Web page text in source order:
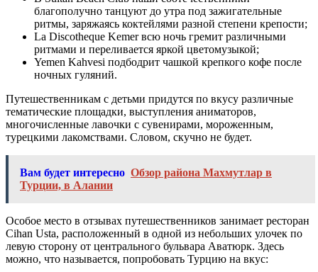
благополучно танцуют до утра под зажигательные
ритмы, заряжаясь коктейлями разной степени крепости;
La Discotheque Kemer всю ночь гремит различными
ритмами и переливается яркой цветомузыкой;
Yemen Kahvesi подбодрит чашкой крепкого кофе после
ночных гуляний.
Путешественникам с детьми придутся по вкусу различные
тематические площадки, выступления аниматоров,
многочисленные лавочки с сувенирами, мороженным,
турецкими лакомствами. Словом, скучно не будет.
Вам будет интересно Обзор района Махмутлар в
Турции, в Алании
Особое место в отзывах путешественников занимает ресторан
Cihan Usta, расположенный в одной из небольших улочек по
левую сторону от центрального бульвара Аватюрк. Здесь
можно, что называется, попробовать Турцию на вкус: